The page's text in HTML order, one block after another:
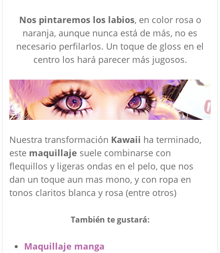
Nos pintaremos los labios, en color rosa o
naranja, aunque nunca está de más, no es
necesario perfilarlos. Un toque de gloss en el
centro los hará parecer más jugosos.
Nuestra transformación Kawaii ha terminado,
este maquillaje suele combinarse con
flequillos y ligeras ondas en el pelo, que nos
dan un toque aun mas mono, y con ropa en
tonos claritos blanca y rosa (entre otros)
También te gustará:
Maquillaje manga